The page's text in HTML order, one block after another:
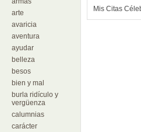
arte
avaricia
aventura
ayudar
belleza
besos
bien y mal
burla ridículo y
vergüenza
calumnias
carácter
Mis Citas